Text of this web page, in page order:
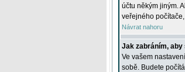
účtu někým jiným.
veřejného
Návrat nahoru
Jak zabráním,
Ve vašem
sobě. Budete